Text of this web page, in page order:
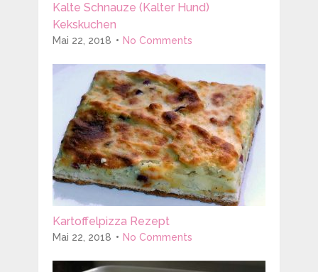
Kalte Schnauze (Kalter Hund)
Kekskuchen
Mai 22, 2018 No Comments
Kartoffelpizza Rezept
Mai 22, 2018 No Comments